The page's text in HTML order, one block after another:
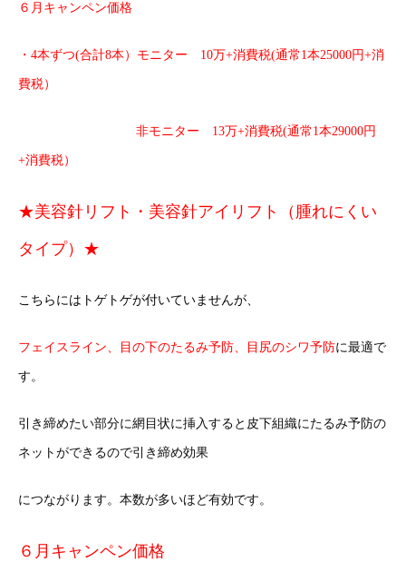
６月キャンペン価格
・4本ずつ(合計8本）モニター 10万+消費税(通常1本25000円+消
費税）
非モニター 13万+消費税(通常1本29000円
+消費税）
★美容針リフト・美容針アイリフト（腫れにくい
タイプ）★
こちらにはトゲトゲが付いていませんが、
フェイスライン、目の下のたるみ予防、目尻のシワ予防に最適で
す。
引き締めたい部分に網目状に挿入すると皮下組織にたるみ予防の
ネットができるので引き締め効果
につながります。本数が多いほど有効です。
６月キャンペン価格